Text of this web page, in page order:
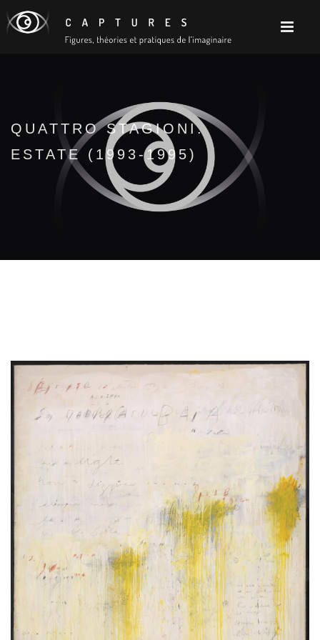
QUATTRO STAGIONI.
ESTATE (1993-1995)